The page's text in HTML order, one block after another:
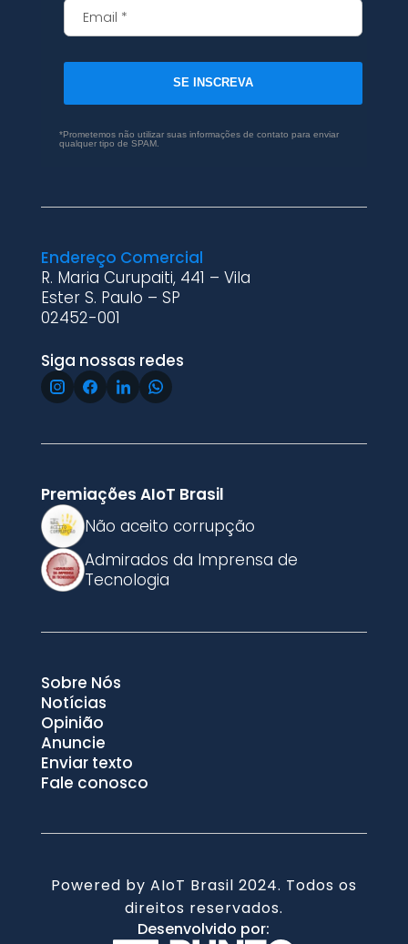
SE INSCREVA
*Prometemos não utilizar suas informações de contato para enviar
qualquer tipo de SPAM.
Endereço Comercial
R. Maria Curupaiti, 441 – Vila
Ester S. Paulo – SP
02452-001
Siga nossas redes
Premiações AIoT Brasil
Não aceito corrupção
Admirados da Imprensa de
Tecnologia
Sobre Nós
Notícias
Opinião
Anuncie
Enviar texto
Fale conosco
Powered by AIoT Brasil 2024. Todos os
direitos reservados.
Desenvolvido por: